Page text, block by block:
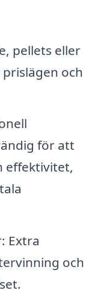
pellets eller
och
för att
effektivitet,
Extra
och